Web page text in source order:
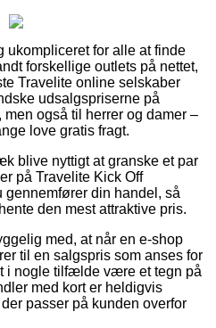
ukompliceret for alle at finde
forskellige outlets på nettet,
Travelite online selskaber
udsalgspriserne på
også til herrer og damer –
love gratis fragt.
blive nyttigt at granske et par
på Travelite Kick Off
din handel, så
den mest attraktive pris.
med, at når en e-shop
til en salgspris som anses for
i nogle tilfælde være et tegn på
med kort er heldigvis
passer på kunden overfor